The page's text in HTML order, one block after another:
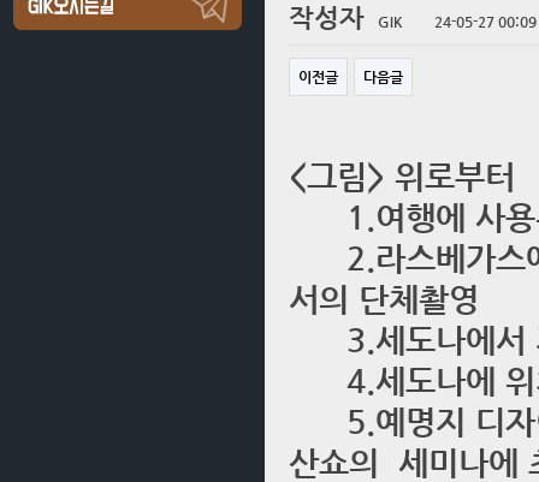
작성자 GIK 24-05-27 00:09
이전글 다음글
<그림> 위로부터
1.여행에 사용
2.라스베가스에
서의 단체촬영
3.세도나에서
4.세도나에 위
5.예명지 디자
산쇼의 세미나에